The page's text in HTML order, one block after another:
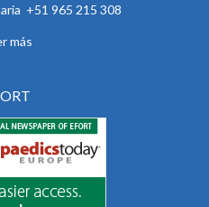
+51 965 215 308
más